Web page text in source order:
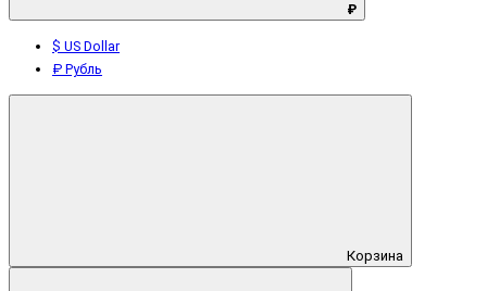
₽
$ US Dollar
₽ Рубль
Корзина